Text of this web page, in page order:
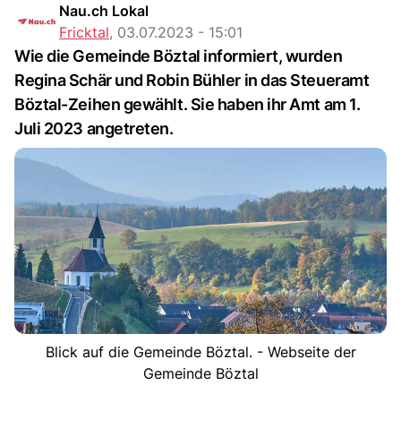
Nau.ch Lokal
Fricktal, 03.07.2023 - 15:01
Wie die Gemeinde Böztal informiert, wurden
Regina Schär und Robin Bühler in das Steueramt
Böztal-Zeihen gewählt. Sie haben ihr Amt am 1.
Juli 2023 angetreten.
Blick auf die Gemeinde Böztal. - Webseite der
Gemeinde Böztal